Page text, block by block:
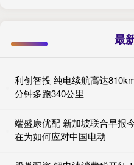
最
利创智投 纯电续航高达
分钟多跑340公里
端盛康优配 新加坡联合早报
在为如何应对中国电动